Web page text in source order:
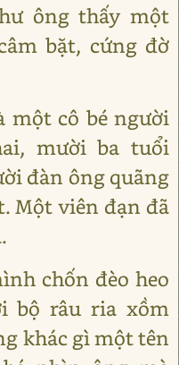
ông thấy một
bặt, cứng đờ
một cô bé người
mười ba tuổi
đàn ông quãng
Một viên đạn đã
chốn đèo heo
bộ râu ria xồm
khác gì một tên